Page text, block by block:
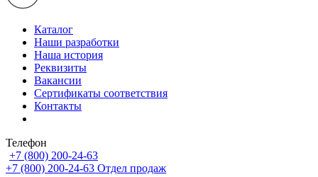
Каталог
Наши разработки
Наша история
Реквизиты
Вакансии
Сертификаты соответствия
Контакты
Телефон
+7 (800) 200-24-63
+7 (800) 200-24-63 Отдел продаж